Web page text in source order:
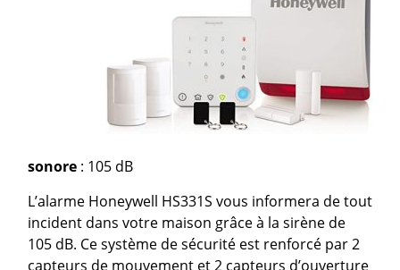
sonore : 105 dB
L’alarme Honeywell HS331S vous informera de tout
incident dans votre maison grâce à la sirène de
105 dB. Ce système de sécurité est renforcé par 2
capteurs de mouvement et 2 capteurs d’ouverture